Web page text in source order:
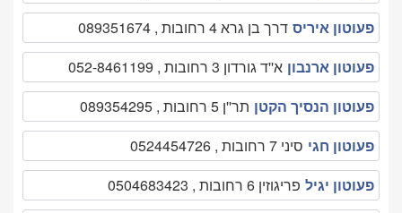
פעוטון איריס דרך בן גרא 4 רחובות , 089351674
פעוטון ארנבון א''ד גורדון 3 רחובות , 052-8461199
פעוטון הנסיך הקטן תר''ן 5 רחובות , 089354295
פעוטון חגי סיני 7 רחובות , 0524454726
פעוטון יגיל פריגוזין 6 רחובות , 0504683423